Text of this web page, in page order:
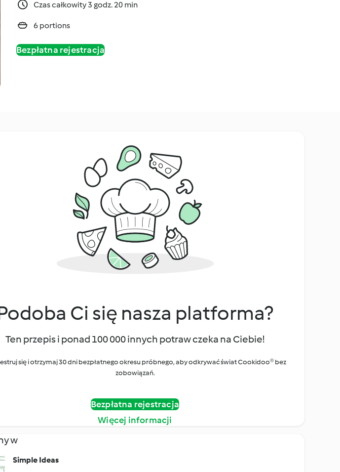
Czas całkowity 3 godz. 20 min
6 portions
Bezpłatna rejestracja
Ci się nasza platforma?
Ten przepis i ponad 100 000 innych potraw czeka na Ciebie!
się i otrzymaj 30 dni bezpłatnego okresu próbnego, aby odkrywać świat Cookidoo® bez
zobowiązań.
Bezpłatna rejestracja
Więcej informacji
w
Simple Ideas